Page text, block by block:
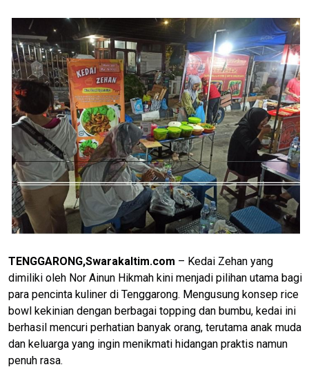
TENGGARONG,Swarakaltim.com – Kedai Zehan yang
dimiliki oleh Nor Ainun Hikmah kini menjadi pilihan utama bagi
para pencinta kuliner di Tenggarong. Mengusung konsep rice
bowl kekinian dengan berbagai topping dan bumbu, kedai ini
berhasil mencuri perhatian banyak orang, terutama anak muda
dan keluarga yang ingin menikmati hidangan praktis namun
penuh rasa.